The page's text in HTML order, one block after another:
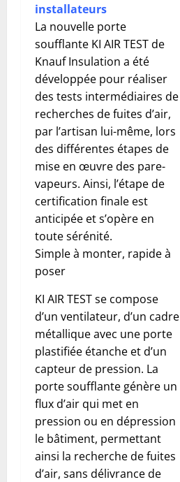
installateurs
La nouvelle porte
soufflante KI AIR TEST de
Knauf Insulation a été
développée pour réaliser
des tests intermédiaires de
recherches de fuites d’air,
par l’artisan lui-même, lors
des différentes étapes de
mise en œuvre des pare-
vapeurs. Ainsi, l’étape de
certification finale est
anticipée et s’opère en
toute sérénité.
Simple à monter, rapide à
poser
KI AIR TEST se compose
d’un ventilateur, d’un cadre
métallique avec une porte
plastifiée étanche et d’un
capteur de pression. La
porte soufflante génère un
flux d’air qui met en
pression ou en dépression
le bâtiment, permettant
ainsi la recherche de fuites
d’air, sans délivrance de